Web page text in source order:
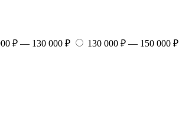
₽ — 130 000 ₽ 130 000 ₽ — 150 000 ₽